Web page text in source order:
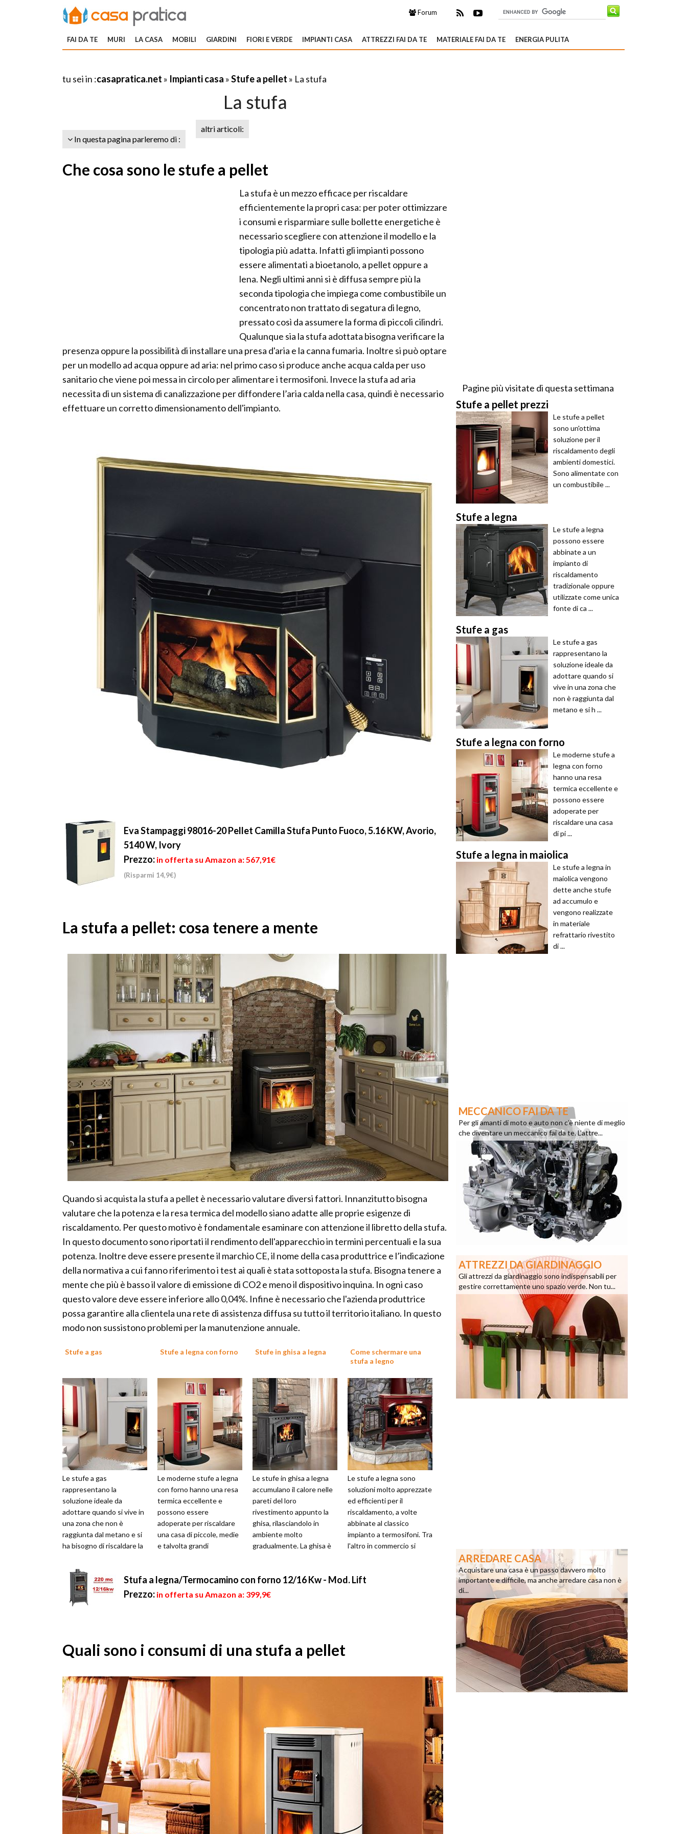
Forum
FAI DA TE MURI LA CASA MOBILI GIARDINI FIORI E VERDE IMPIANTI CASA ATTREZZI FAI DA TE MATERIALE FAI DA TE ENERGIA PULITA
tu sei in :casapratica.net » Impianti casa »Stufe a pellet » La stufa
La stufa
In questa pagina parleremo di :
altri articoli:
Che cosa sono le stufe a pellet
La stufa è un mezzo efficace per riscaldare
efficientemente la propri casa: per poter ottimizzare
i consumi e risparmiare sulle bollette energetiche è
necessario scegliere con attenzione il modello e la
tipologia più adatta. Infatti gli impianti possono
essere alimentati a bioetanolo, a pellet oppure a
lena. Negli ultimi anni si è diffusa sempre più la
seconda tipologia che impiega come combustibile un
concentrato non trattato di segatura di legno,
pressato così da assumere la forma di piccoli cilindri.
Qualunque sia la stufa adottata bisogna verificare la
presenza oppure la possibilità di installare una presa d'aria e la canna fumaria. Inoltre si può optare
per un modello ad acqua oppure ad aria: nel primo caso si produce anche acqua calda per uso
sanitario che viene poi messa in circolo per alimentare i termosifoni. Invece la stufa ad aria
necessita di un sistema di canalizzazione per diffondere l’aria calda nella casa, quindi è necessario
effettuare un corretto dimensionamento dell'impianto.
Eva Stampaggi 98016-20 Pellet Camilla Stufa Punto Fuoco, 5.16 KW, Avorio,
5140 W, Ivory
Prezzo: in offerta su Amazon a: 567,91€
(Risparmi 14,9€)
La stufa a pellet: cosa tenere a mente
Quando si acquista la stufa a pellet è necessario valutare diversi fattori. Innanzitutto bisogna
valutare che la potenza e la resa termica del modello siano adatte alle proprie esigenze di
riscaldamento. Per questo motivo è fondamentale esaminare con attenzione il libretto della stufa.
In questo documento sono riportati il rendimento dell'apparecchio in termini percentuali e la sua
potenza. Inoltre deve essere presente il marchio CE, il nome della casa produttrice e l’indicazione
della normativa a cui fanno riferimento i test ai quali è stata sottoposta la stufa. Bisogna tenere a
mente che più è basso il valore di emissione di CO2 e meno il dispositivo inquina. In ogni caso
questo valore deve essere inferiore allo 0,04%. Infine è necessario che l'azienda produttrice
possa garantire alla clientela una rete di assistenza diffusa su tutto il territorio italiano. In questo
modo non sussistono problemi per la manutenzione annuale.
Stufe a gas
Le stufe a gas
rappresentano la
soluzione ideale da
adottare quando si vive in
una zona che non è
raggiunta dal metano e si
ha bisogno di riscaldare la
Esistono diverse tipologie
Stufe a legna con forno
Le moderne stufe a legna
con forno hanno una resa
termica eccellente e
possono essere
adoperate per riscaldare
una casa di piccole, medie
e talvolta grandi
Stufe in ghisa a legna
Le stufe in ghisa a legna
accumulano il calore nelle
pareti del loro
rivestimento appunto la
ghisa, rilasciandolo in
ambiente molto
gradualmente. La ghisa è
Come schermare una
stufa a legno
Le stufe a legna sono
soluzioni molto apprezzate
ed efficienti per il
riscaldamento, a volte
abbinate al classico
impianto a termosifoni. Tra
l'altro in commercio si
Stufa a legna/Termocamino con forno 12/16 Kw - Mod. Lift
Prezzo: in offerta su Amazon a: 399,9€
Quali sono i consumi di una stufa a pellet
Pagine più visitate di questa settimana
Stufe a pellet prezzi
Le stufe a pellet
sono un'ottima
soluzione per il
riscaldamento degli
ambienti domestici.
Sono alimentate con
un combustibile ...
Stufe a legna
Le stufe a legna
possono essere
abbinate a un
impianto di
riscaldamento
tradizionale oppure
utilizzate come unica
fonte di ca ...
Stufe a gas
Le stufe a gas
rappresentano la
soluzione ideale da
adottare quando si
vive in una zona che
non è raggiunta dal
metano e si h ...
Stufe a legna con forno
Le moderne stufe a
legna con forno
hanno una resa
termica eccellente e
possono essere
adoperate per
riscaldare una casa
di pi ...
Stufe a legna in maiolica
Le stufe a legna in
maiolica vengono
dette anche stufe
ad accumulo e
vengono realizzate
in materiale
refrattario rivestito
di ...
MECCANICO FAI DA TE
Per gli amanti di moto e auto non c’è niente di meglio
che diventare un meccanico fai da te. L’attre...
ATTREZZI DA GIARDINAGGIO
Gli attrezzi da giardinaggio sono indispensabili per
gestire correttamente uno spazio verde. Non tu...
ARREDARE CASA
Acquistare una casa è un passo davvero molto
importante e difficile, ma anche arredare casa non è
di...